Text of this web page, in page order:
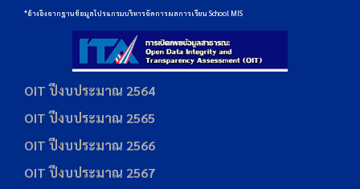
*อ้างอิงจากฐานข้อมูลโปรแกรมบริหารจัดการผลการเรียน School MIS
OIT ปีงบประมาณ 2564
OIT ปีงบประมาณ 2565
OIT ปีงบประมาณ 2566
OIT ปีงบประมาณ 2567